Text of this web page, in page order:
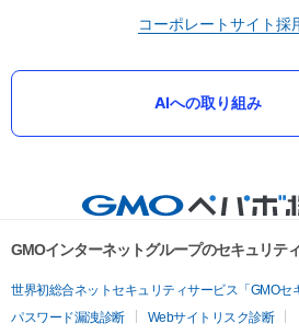
コーポレートサイト採
AIへの取り組み
GMOインターネットグループのセキュリテ
世界初総合ネットセキュリティサービス「GMOセ
パスワード漏洩診断
Webサイトリスク診断